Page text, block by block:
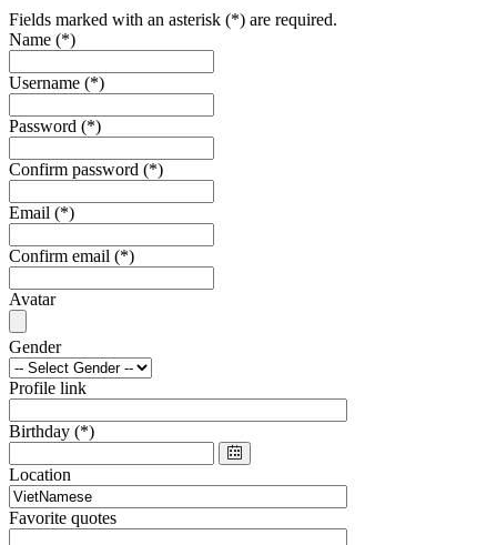
Fields marked with an asterisk (*) are required.
Name (*)
Username (*)
Password (*)
Confirm password (*)
Email (*)
Confirm email (*)
Avatar
Gender
Profile link
Birthday (*)
Location
Favorite quotes